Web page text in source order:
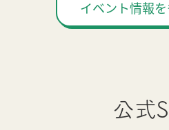
イベント情報
公式